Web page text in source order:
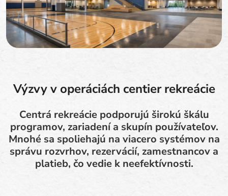
Výzvy v operáciách centier rekreácie
Centrá rekreácie podporujú širokú škálu
programov, zariadení a skupín používateľov.
Mnohé sa spoliehajú na viacero systémov na
správu rozvrhov, rezervácií, zamestnancov a
platieb, čo vedie k neefektívnosti.